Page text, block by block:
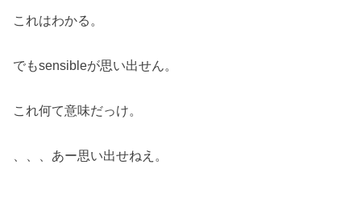
これはわかる。
でもsensibleが思い出せん。
これ何て意味だっけ。
、、、あー思い出せねえ。